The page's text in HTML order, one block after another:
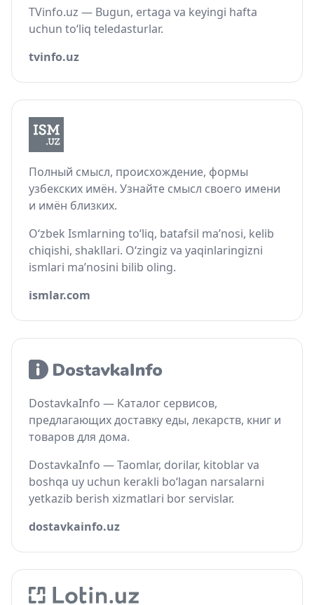
TVinfo.uz — Bugun, ertaga va keyingi hafta
uchun to‘liq teledasturlar.
tvinfo.uz
Полный смысл, происхождение, формы
узбекских имён. Узнайте смысл своего имени
и имён близких.
O‘zbek Ismlarning to‘liq, batafsil ma’nosi, kelib
chiqishi, shakllari. O‘zingiz va yaqinlaringizni
ismlari ma’nosini bilib oling.
ismlar.com
DostavkaInfo — Каталог сервисов,
предлагающих доставку еды, лекарств, книг и
товаров для дома.
DostavkaInfo — Taomlar, dorilar, kitoblar va
boshqa uy uchun kerakli bo‘lagan narsalarni
yetkazib berish xizmatlari bor servislar.
dostavkainfo.uz